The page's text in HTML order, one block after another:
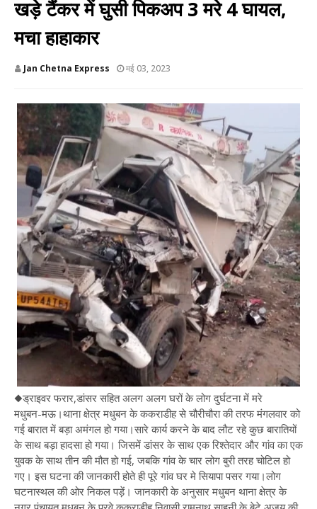
खड़े टैंकर में घुसी पिकअप 3 मरे 4 घायल,
मचा हाहाकार
Jan Chetna Express मई 03, 2023
◆ड्राइवर फरार,डांसर सहित अलग अलग घरों के लोग दुर्घटना में मरे
मधुबन-मऊ।थाना क्षेत्र मधुबन के ककराडीह से चौरीचौरा की तरफ मंगलवार को
गई बारात में बड़ा अमंगल हो गया।सारे कार्य करने के बाद लौट रहे कुछ बारातियों
के साथ बड़ा हादसा हो गया। जिसमें डांसर के साथ एक रिश्तेदार और गांव का एक
युवक के साथ तीन की मौत हो गई, जबकि गांव के चार लोग बुरी तरह चोटिल हो
गए। इस घटना की जानकारी होते ही पूरे गांव घर मे सियापा पसर गया।लोग
घटनास्थल की ओर निकल पड़ें। जानकारी के अनुसार मधुबन थाना क्षेत्र के